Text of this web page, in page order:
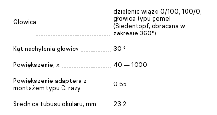
Głowica
dzielenie wiązki 0/100, 100/0,
głowica typu gemel
(Siedentopf, obracana w
zakresie 360°)
Kąt nachylenia głowicy 30 °
Powiększenie, x 40 — 1000
Powiększenie adaptera z
montażem typu C, razy
0.55
Średnica tubusu okularu, mm 23.2